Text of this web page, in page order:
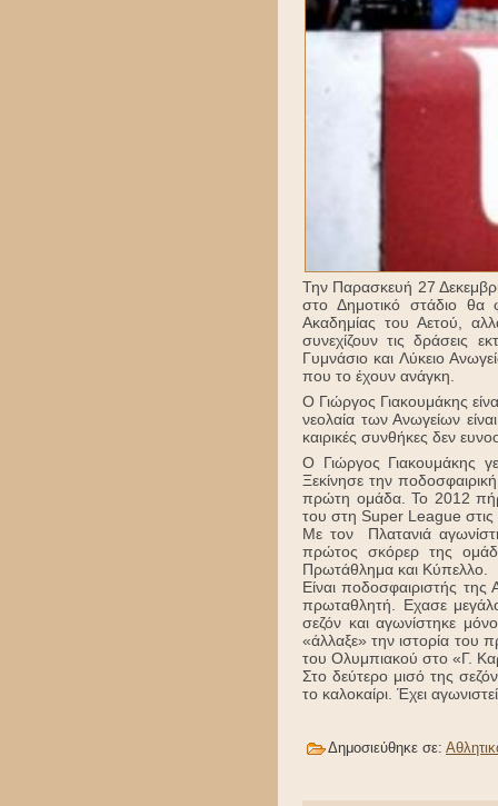
Την Παρασκευή 27
στο Δημοτικό στάδιο θα
Ακαδημίας του Αετού,
συνεχίζουν τις δράσεις
Γυμνάσιο και Λύκειο
που το έχουν ανάγκη.
Ο Γιώργος Γιακουμάκης
νεολαία των Ανωγείων
καιρικές συνθήκες δεν
O Γιώργος Γιακουμάκης
Ξεκίνησε την
πρώτη ομάδα. To 2012
του στη Super League
Με τον Πλατανιά
πρώτος σκόρερ της
Πρωτάθλημα και Κύπελλο.
Είναι ποδοσφαιριστής
πρωταθλητή. Εχασε
σεζόν και αγωνίστηκε
«άλλαξε» την ιστορία του
του Ολυμπιακού στο «Γ.
Στο δεύτερο μισό της
το καλοκαίρι. Έχει
Δημοσιεύθηκε σε: